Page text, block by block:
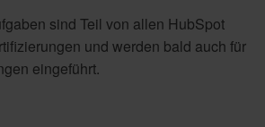
sind Teil von allen HubSpot
und werden bald auch für
eingeführt.